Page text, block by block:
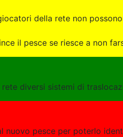
della rete non
il pesce se riesce a non
diversi sistemi di
nuovo pesce per poterlo